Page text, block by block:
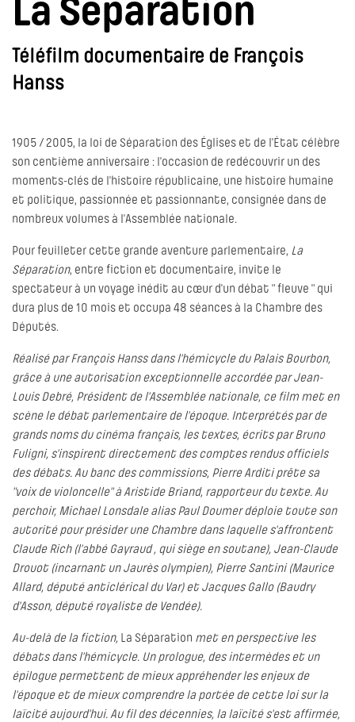
La Séparation
Téléfilm documentaire de François
Hanss
1905 / 2005, la loi de Séparation des Églises et de l'État célèbre
son centième anniversaire : l'occasion de redécouvrir un des
moments-clés de l'histoire républicaine, une histoire humaine
et politique, passionnée et passionnante, consignée dans de
nombreux volumes à l'Assemblée nationale.
Pour feuilleter cette grande aventure parlementaire, La
Séparation, entre fiction et documentaire, invite le
spectateur à un voyage inédit au cœur d'un débat " fleuve " qui
dura plus de 10 mois et occupa 48 séances à la Chambre des
Députés.
Réalisé par François Hanss dans l'hémicycle du Palais Bourbon,
grâce à une autorisation exceptionnelle accordée par Jean-
Louis Debré, Président de l'Assemblée nationale, ce film met en
scène le débat parlementaire de l'époque. Interprétés par de
grands noms du cinéma français, les textes, écrits par Bruno
Fuligni, s'inspirent directement des comptes rendus officiels
des débats. Au banc des commissions, Pierre Arditi prête sa
"voix de violoncelle" à Aristide Briand, rapporteur du texte. Au
perchoir, Michael Lonsdale alias Paul Doumer déploie toute son
autorité pour présider une Chambre dans laquelle s'affrontent
Claude Rich (l'abbé Gayraud , qui siège en soutane), Jean-Claude
Drouot (incarnant un Jaurès olympien), Pierre Santini (Maurice
Allard, député anticlérical du Var) et Jacques Gallo (Baudry
d'Asson, député royaliste de Vendée).
Au-delà de la fiction, La Séparation met en perspective les
débats dans l'hémicycle. Un prologue, des intermèdes et un
épilogue permettent de mieux appréhender les enjeux de
l'époque et de mieux comprendre la portée de cette loi sur la
laïcité aujourd'hui. Au fil des décennies, la laïcité s'est affirmée,